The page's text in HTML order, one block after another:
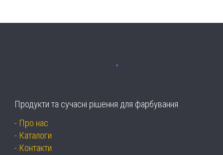
Продукти та сучасні рішення для фарбування
- Про нас
- Каталоги
- Контакти